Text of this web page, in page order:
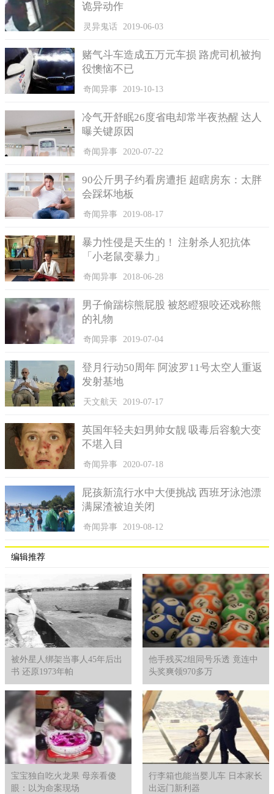
索兰和母亲洁丝汀的合影。
诡异动作
灵异鬼话 2019-06-03
赌气斗车造成五万元车损 路虎司机被拘
役懊恼不已
奇闻异事 2019-10-13
冷气开舒眠26度省电却常半夜热醒 达人
曝关键原因
奇闻异事 2020-07-22
90公斤男子约看房遭拒 超瞎房东：太胖
会踩坏地板
奇闻异事 2019-08-17
暴力性侵是天生的！ 注射杀人犯抗体
「小老鼠变暴力」
奇闻异事 2018-06-28
男子偷踹棕熊屁股 被怒瞪狠咬还戏称熊
的礼物
奇闻异事 2019-07-04
登月行动50周年 阿波罗11号太空人重返
发射基地
天文航天 2019-07-17
英国年轻夫妇男帅女靓 吸毒后容貌大变
不堪入目
奇闻异事 2020-07-18
屁孩新流行水中大便挑战 西班牙泳池漂
满屎渣被迫关闭
奇闻异事 2019-08-12
编辑推荐
被外星人绑架当事人45年后出
书 还原1973年帕
他手残买2组同号乐透 竟连中
头奖爽领970多万
宝宝独自吃火龙果 母亲看傻
眼：以为命案现场
行李箱也能当婴儿车 日本家长
出远门新利器